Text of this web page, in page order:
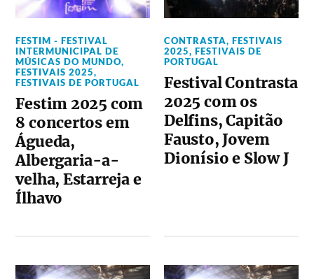
FESTIM - FESTIVAL
INTERMUNICIPAL DE
MÚSICAS DO MUNDO,
FESTIVAIS 2025,
FESTIVAIS DE PORTUGAL
Festim 2025 com
8 concertos em
Águeda,
Albergaria-a-
velha, Estarreja e
Ílhavo
CONTRASTA,FESTIVAIS
2025,FESTIVAIS DE
PORTUGAL
Festival Contrasta
2025 com os
Delfins, Capitão
Fausto, Jovem
Dionísio e Slow J